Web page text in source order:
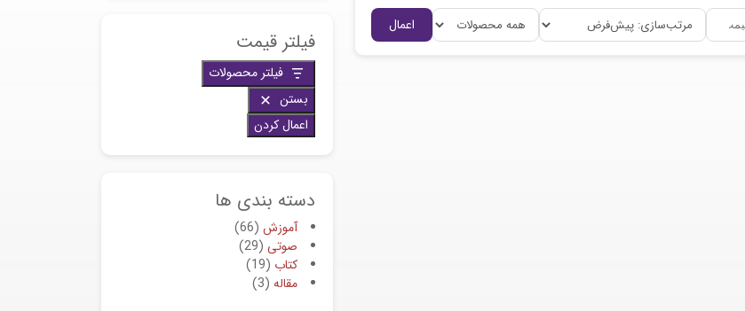
اعمال
فیلتر قیمت
فیلتر محصولات
بستن
اعمال کردن
دسته بندی ها
آموزش 66
صوتی 29
کتاب 19
مقاله 3